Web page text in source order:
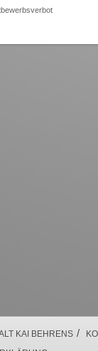
KAI BEHRENS /